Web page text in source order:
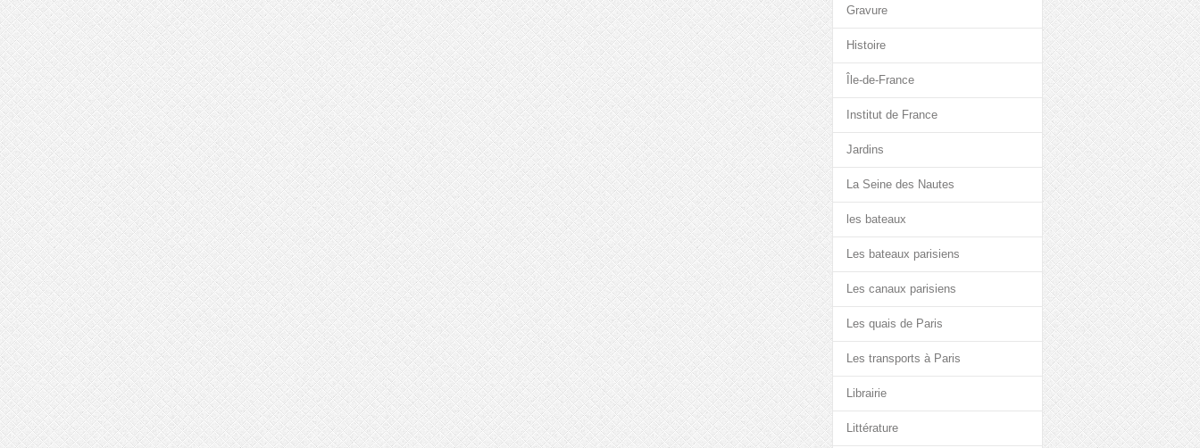
Gravure
Histoire
Île-de-France
Institut de France
Jardins
La Seine des Nautes
les bateaux
Les bateaux parisiens
Les canaux parisiens
Les quais de Paris
Les transports à Paris
Librairie
Littérature